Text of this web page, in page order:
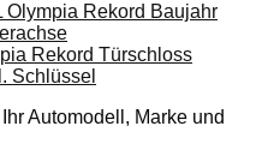
Automodell, Marke und